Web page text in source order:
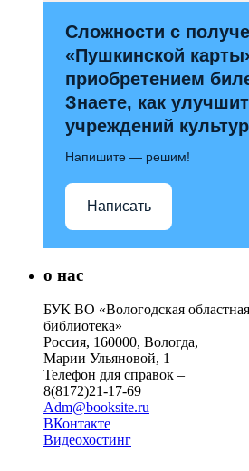
Сложности с
«Пушкинской
приобретением
Знаете, как
учреждений
Напишите — решим!
Написать
о нас
БУК ВО «Вологодская
библиотека»
Россия, 160000, Вологда,
Марии Ульяновой, 1
Телефон для справок –
8(8172)21-17-69
Adm@booksite.ru
ВКонтакте
Видеохостинг